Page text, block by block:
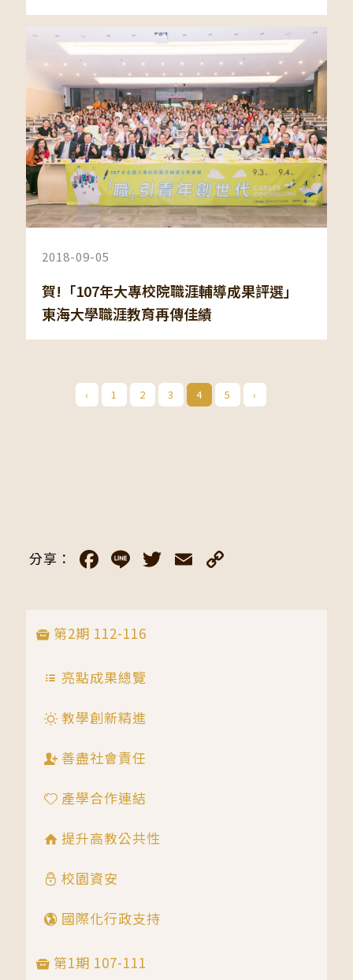
2018-09-05
賀!「107年大專校院職涯輔導成果評選」
東海大學職涯教育再傳佳績
‹ 1 2 3 4 5 ›
分享： Facebook
LineTwitter
Email
第2期 112-116
亮點成果總覽
教學創新精進
善盡社會責任
產學合作連結
提升高教公共性
校園資安
國際化行政支持
第1期 107-111